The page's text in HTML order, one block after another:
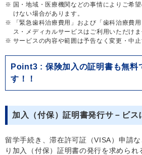
国・地域・医療機関などの事情によりご希
けない場合があります。
「緊急歯科治療費用」および「歯科治療費
ス・メディカルサービスはご利用いただけま
サービスの内容や範囲は予告なく変更・中止
Point3
保険加入の証明書も無料
す！！
加入（付保）証明書発行サ－ビス
留学手続き、滞在許可証（VISA）申請
り加入（付保）証明書の発行を求めら